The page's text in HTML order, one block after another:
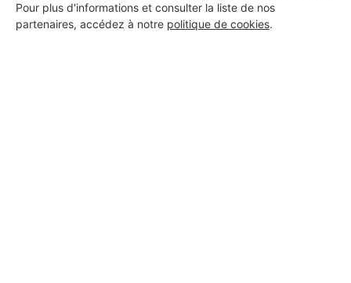
Pour plus d'informations et consulter la liste de nos
partenaires, accédez à notre politique de cookies.